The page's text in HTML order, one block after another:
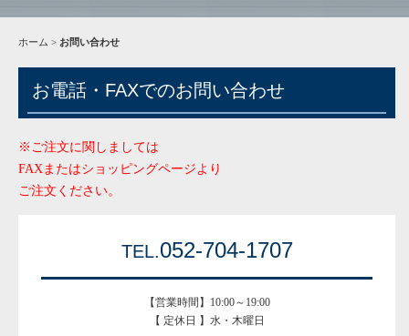
ホーム > お問い合わせ
お電話・FAXでのお問い合わせ
※ご注文に関しましては
FAXまたはショッピングページより
ご注文ください。
TEL.052-704-1707
【営業時間】10:00～19:00
【 定休日 】水・木曜日